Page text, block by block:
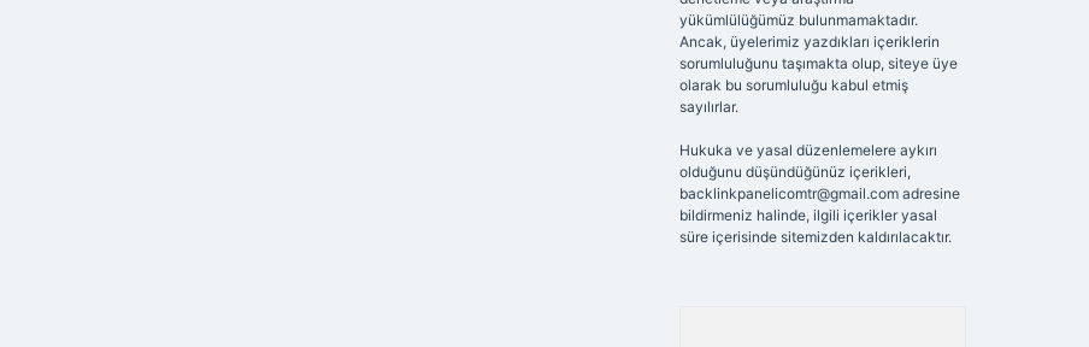
yükümlülüğümüz bulunmamaktadır.
Ancak, üyelerimiz yazdıkları içeriklerin
sorumluluğunu taşımakta olup, siteye üye
olarak bu sorumluluğu kabul etmiş
sayılırlar.
Hukuka ve yasal düzenlemelere aykırı
olduğunu düşündüğünüz içerikleri,
backlinkpanelicomtr@gmail.comadresine
bildirmeniz halinde, ilgili içerikler yasal
süre içerisinde sitemizden kaldırılacaktır.